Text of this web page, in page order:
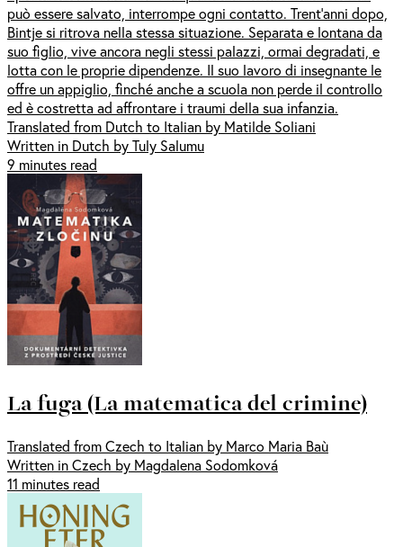
può essere salvato, interrompe ogni contatto. Trent’anni dopo,
Bintje si ritrova nella stessa situazione. Separata e lontana da
suo figlio, vive ancora negli stessi palazzi, ormai degradati, e
lotta con le proprie dipendenze. Il suo lavoro di insegnante le
offre un appiglio, finché anche a scuola non perde il controllo
ed è costretta ad affrontare i traumi della sua infanzia.
Translated from Dutch to Italian by Matilde Soliani
Written in Dutch by Tuly Salumu
9 minutes read
La fuga (La matematica del crimine)
Translated from Czech to Italian by Marco Maria Baù
Written in Czech by Magdalena Sodomková
11 minutes read